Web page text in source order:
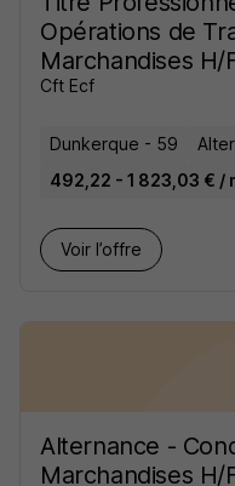
Opérations de
Marchandises H/
Cft Ecf
Dunkerque - 59
492,22 - 1 823,03 € /
Voir l’offre
Alternance -
Marchandises H/